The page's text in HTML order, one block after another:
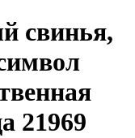
свинья,
21969